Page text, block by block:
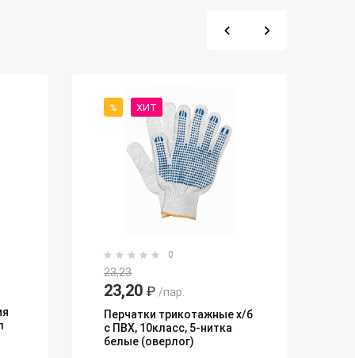
% ХИТ
0
23,23
23,20 ₽ /пар.
Перчатки трикотажные х/б
с ПВХ, 10класс, 5-нитка
белые (оверлог)